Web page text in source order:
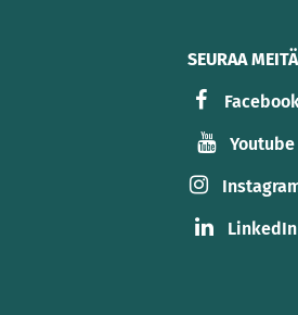
SEURAA MEITÄ
Youtube
LinkedIn